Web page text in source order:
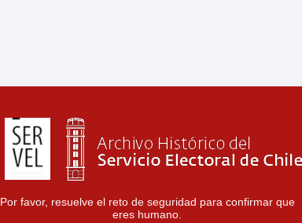
Por favor, resuelve el reto de seguridad para confirmar que
eres humano.